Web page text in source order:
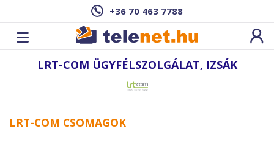
+36 70 463 7788
LRT-COM ÜGYFÉLSZOLGÁLAT, IZSÁK
LRT-COM CSOMAGOK